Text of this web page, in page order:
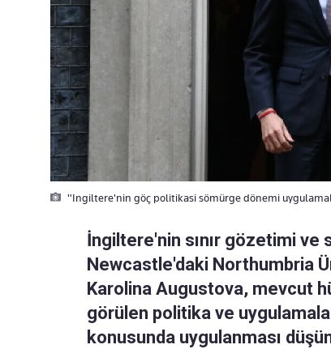
"Ingiltere'nin göç politikasi sömürge dönemi
İngiltere'nin sınır gözetimi ve
Newcastle'daki Northumbria
Karolina Augustova, mevcut
görülen politika ve
konusunda uygulanması